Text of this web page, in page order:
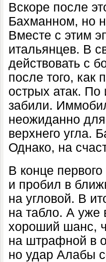
Вскоре после
Бахманном, но
Вместе с этим
итальянцев. В
действовать с
после того, как
острых атак. По
забили.
неожиданно
верхнего угла.
Однако, на
В конце
и пробил в
на угловой. В
на табло. А уже
хороший шанс,
на штрафной в
но удар Алабы